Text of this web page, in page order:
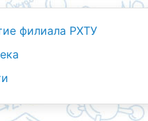
филиала РХТУ